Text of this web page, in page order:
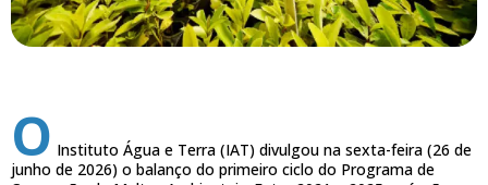
O Instituto Água e Terra (IAT) divulgou na sexta-feira (26 de
junho de 2026) o balanço do primeiro ciclo do Programa de